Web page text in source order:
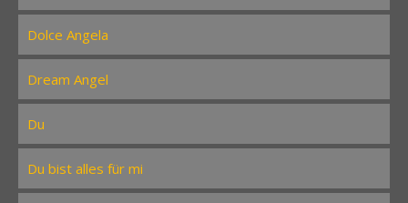
Dolce Angela
Dream Angel
Du
Du bist alles für mi